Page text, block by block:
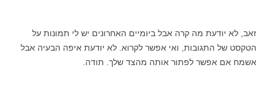
זאב, לא יודעת מה קרה אבל ביומיים האחרונים יש לי תמונות על
הטקסט של התגובות, ואי אפשר לקרוא. לא יודעת איפה הבעיה אבל
אשמח אם אפשר לפתור אותה מהצד שלך. תודה.